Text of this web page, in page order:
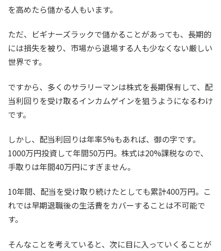
を高めたら儲かる人もいます。
ただ、ビギナーズラックで儲かることがあっても、長期的
には損失を被り、市場から退場する人も少なくない厳しい
世界です。
ですから、多くのサラリーマンは株式を長期保有して、配
当利回りを受け取るインカムゲインを狙うようになるわけ
です。
しかし、配当利回りは年率5%もあれば、御の字です。
1000万円投資して年間50万円。株式は20%課税なので、
手取りは年間40万円にすぎません。
10年間、配当を受け取り続けたとしても累計400万円。こ
れでは早期退職後の生活費をカバーすることは不可能で
す。
そんなことを考えていると、次に目に入っていくることが